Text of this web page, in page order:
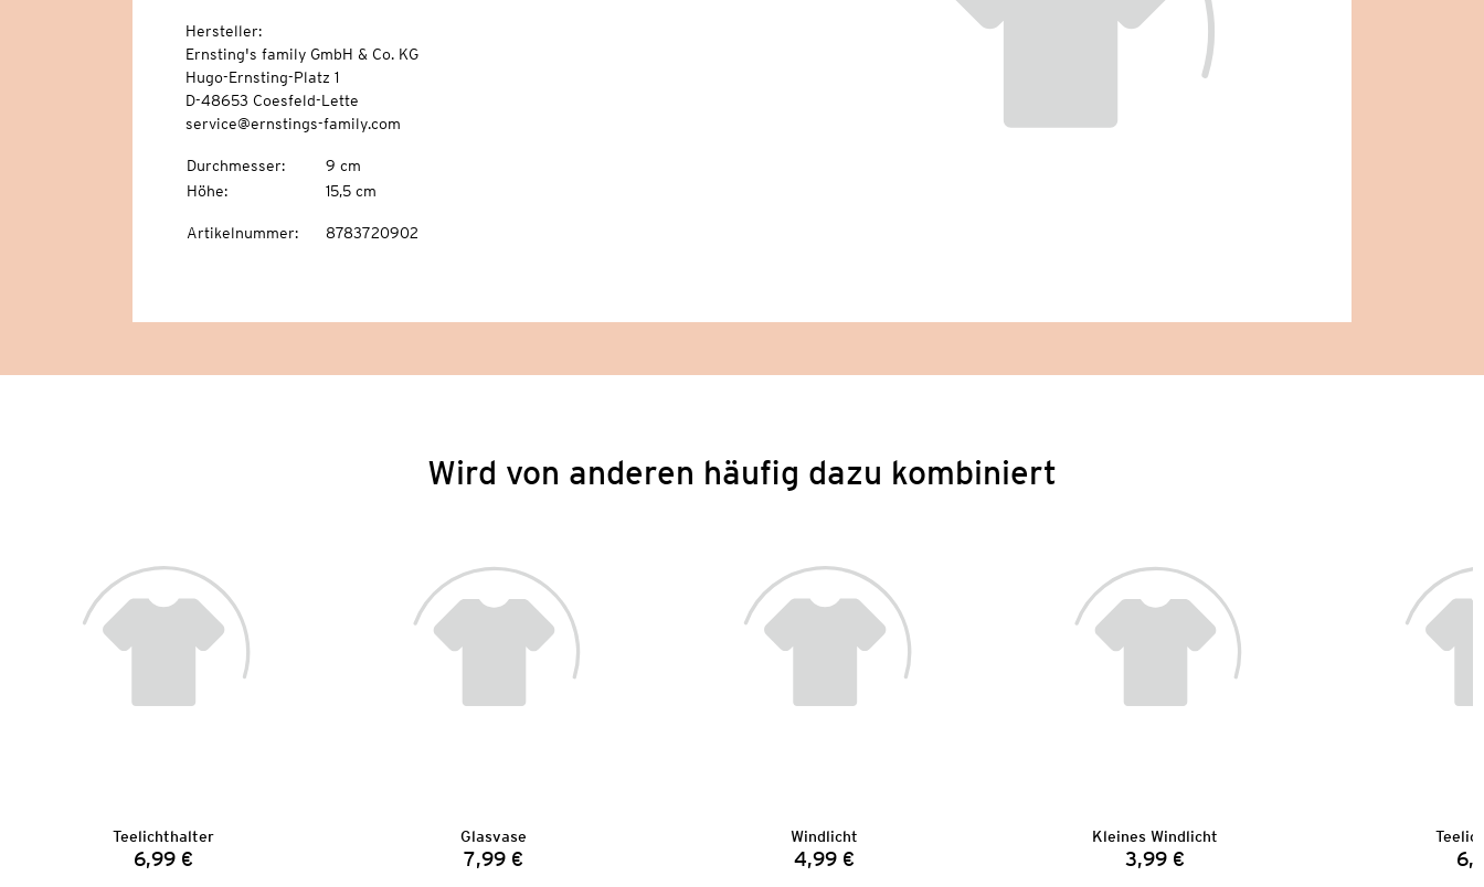
Hersteller:
Ernsting's family GmbH & Co. KG
Hugo-Ernsting-Platz 1
D-48653 Coesfeld-Lette
service@ernstings-family.com
Durchmesser:
9 cm
Höhe: 15,5 cm
Artikelnummer: 8783720902
Wird von anderen häufig dazu kombiniert
Teelichthalter
Preis:
6,99 €
Glasvase
Preis:
7,99 €
Windlicht
Preis:
4,99 €
Kleines Windlicht
Preis:
3,99 €